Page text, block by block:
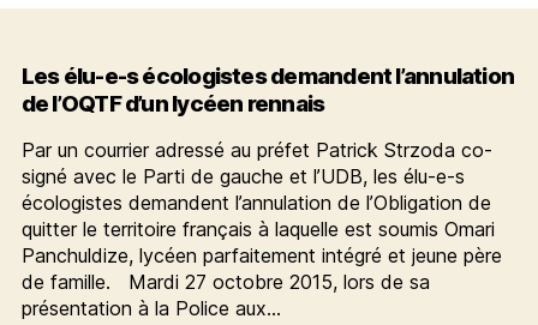
Les élu-e-s écologistes demandent l’annulation
de l’OQTF d’un lycéen rennais
Par un courrier adressé au préfet Patrick Strzoda co-
signé avec le Parti de gauche et l’UDB, les élu-e-s
écologistes demandent l’annulation de l’Obligation de
quitter le territoire français à laquelle est soumis Omari
Panchuldize, lycéen parfaitement intégré et jeune père
de famille. Mardi 27 octobre 2015, lors de sa
présentation à la Police aux…